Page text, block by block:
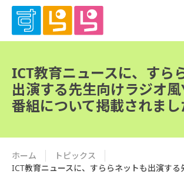
ICT教育ニュースに、すら
出演する先生向けラジオ
番組について掲載されまし
ホーム
トピックス
ICT教育ニュースに、すららネットも出演す